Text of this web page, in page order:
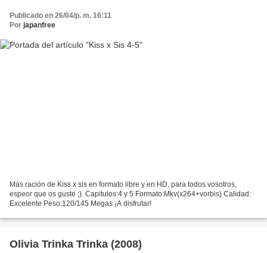
Publicado en 26/04/p. m. 16:11
Por japanfree
Más ración de Kiss x sis en formato libre y en HD, para todos vosotros,
espeor que os guste ;). Capitulos:4 y 5 Formato:Mkv(x264+vorbis) Calidad:
Excelente Peso:120/145 Megas ¡A disfrutar!
Olivia Trinka Trinka (2008)